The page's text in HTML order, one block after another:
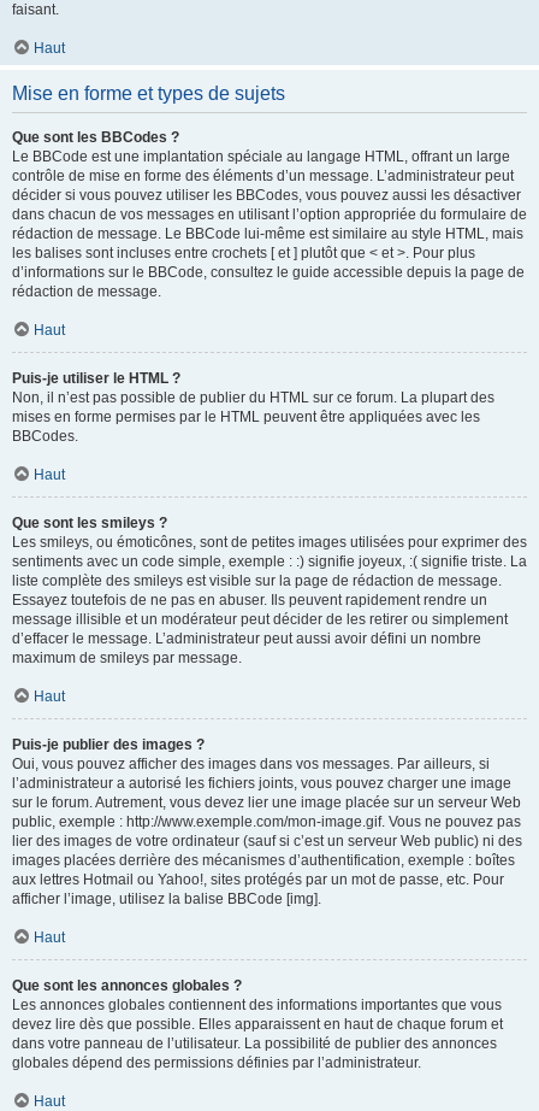
faisant.
Haut
Mise en forme et types de sujets
Que sont les BBCodes ?
Le BBCode est une implantation spéciale au langage HTML, offrant un large
contrôle de mise en forme des éléments d’un message. L’administrateur peut
décider si vous pouvez utiliser les BBCodes, vous pouvez aussi les désactiver
dans chacun de vos messages en utilisant l’option appropriée du formulaire de
rédaction de message. Le BBCode lui-même est similaire au style HTML, mais
les balises sont incluses entre crochets [ et ] plutôt que < et >. Pour plus
d’informations sur le BBCode, consultez le guide accessible depuis la page de
rédaction de message.
Haut
Puis-je utiliser le HTML ?
Non, il n’est pas possible de publier du HTML sur ce forum. La plupart des
mises en forme permises par le HTML peuvent être appliquées avec les
BBCodes.
Haut
Que sont les smileys ?
Les smileys, ou émoticônes, sont de petites images utilisées pour exprimer des
sentiments avec un code simple, exemple : :) signifie joyeux, :( signifie triste. La
liste complète des smileys est visible sur la page de rédaction de message.
Essayez toutefois de ne pas en abuser. Ils peuvent rapidement rendre un
message illisible et un modérateur peut décider de les retirer ou simplement
d’effacer le message. L’administrateur peut aussi avoir défini un nombre
maximum de smileys par message.
Haut
Puis-je publier des images ?
Oui, vous pouvez afficher des images dans vos messages. Par ailleurs, si
l’administrateur a autorisé les fichiers joints, vous pouvez charger une image
sur le forum. Autrement, vous devez lier une image placée sur un serveur Web
public, exemple : http://www.exemple.com/mon-image.gif. Vous ne pouvez pas
lier des images de votre ordinateur (sauf si c’est un serveur Web public) ni des
images placées derrière des mécanismes d’authentification, exemple : boîtes
aux lettres Hotmail ou Yahoo!, sites protégés par un mot de passe, etc. Pour
afficher l’image, utilisez la balise BBCode [img].
Haut
Que sont les annonces globales ?
Les annonces globales contiennent des informations importantes que vous
devez lire dès que possible. Elles apparaissent en haut de chaque forum et
dans votre panneau de l’utilisateur. La possibilité de publier des annonces
globales dépend des permissions définies par l’administrateur.
Haut